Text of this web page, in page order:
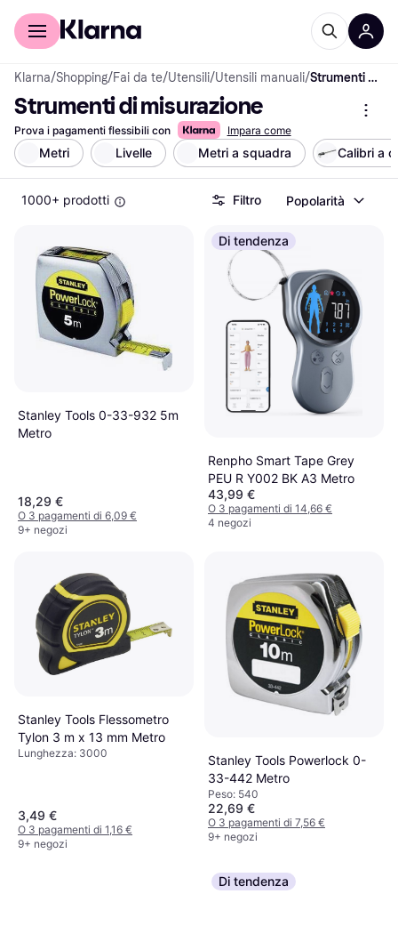
Per il tuo shopping
Klarna/Shopping/Fai da te/Utensili/Utensili manuali/ Strumenti di misurazione
Strumenti di misurazione
Prova i pagamenti flessibili con Impara come
Metri Livelle Metri a squadra Calibri a
1000+ prodotti Filtro Popolarità
Stanley Tools 0-33-932 5m
Metro
18,29 €
O 3 pagamenti di 6,09 €
9+ negozi
Di tendenza
Renpho Smart Tape Grey
PEU R Y002 BK A3 Metro
43,99 €
O 3 pagamenti di 14,66 €
4 negozi
Stanley Tools Flessometro
Tylon 3 m x 13 mm Metro
Lunghezza: 3000
3,49 €
O 3 pagamenti di 1,16 €
9+ negozi
Stanley Tools Powerlock 0-
33-442 Metro
Peso: 540
22,69 €
O 3 pagamenti di 7,56 €
9+ negozi
Di tendenza